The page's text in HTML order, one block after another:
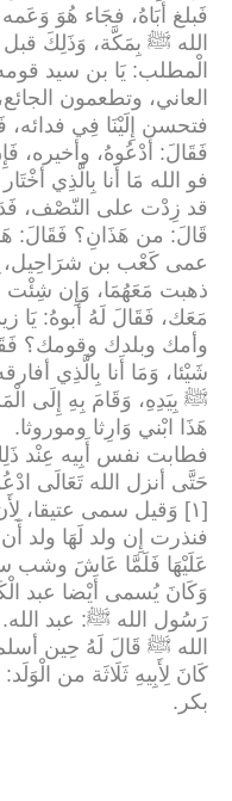
فَبلغ أَبَاهُ، فجَاء هُوَ
الله ﷺ بِمَكَّة، وَذَلِكَ قبل
الْمطلب: يَا بن سيد
العاني، وتطعمون
فتحسن إِلَيْنَا فِي فدائه،
فَقَالَ: أَدْعُوهُ، وأخيره،
فو الله مَا أَنا بِالَّذِي
قد زِدْت على النّصْف،
قَالَ: من هَذَانِ؟ فَقَالَ:
عمى كَعْب بن شرَاحِيل،
ذهبت مَعَهُمَا، وَإِن شِئْت
مَعَك، فَقَالَ لَهُ أَبوهُ: يَا
وأمك وبلدك وقومك؟
شَيْئا، وَمَا أَنا بِالَّذِي
ﷺ بِيَدِهِ، وَقَامَ بِهِ إِلَى
هَذَا ابْني وَارِثا وموروثا.
فطابت نفس أَبِيه عِنْد
حَتَّى أنزل الله تَعَالَى ادْعُوهُمْ
[١] وَقيل سمى عتيقا،
فنذرت إِن ولد لَهَا ولد
عَلَيْهَا فَلَمَّا عَاشَ وشب
وَكَانَ يُسمى أَيْضا عبد
رَسُول الله ﷺ: عبد
الله ﷺ قَالَ لَهُ حِين
كَانَ لِأَبِيهِ ثَلَاثَة من
بكر .